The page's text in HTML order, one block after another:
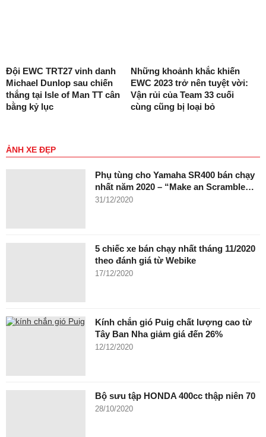
Đội EWC TRT27 vinh danh
Michael Dunlop sau chiến
thắng tại Isle of Man TT cân
bằng kỷ lục
Những khoảnh khắc khiến
EWC 2023 trở nên tuyệt vời:
Vận rủi của Team 33 cuối
cùng cũng bị loại bỏ
ẢNH XE ĐẸP
Phụ tùng cho Yamaha SR400 bán chạy
nhất năm 2020 – “Make an Scramble…
31/12/2020
5 chiếc xe bán chạy nhất tháng 11/2020
theo đánh giá từ Webike
17/12/2020
Kính chắn gió Puig chất lượng cao từ
Tây Ban Nha giảm giá đến 26%
12/12/2020
Bộ sưu tập HONDA 400cc thập niên 70
28/10/2020